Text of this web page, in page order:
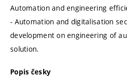
Automation and engineering
- Automation and digitalisation
development on engineering of
solution.
Popis česky